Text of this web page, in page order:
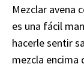
Mezclar avena
es una fácil
hacerle sentir
mezcla